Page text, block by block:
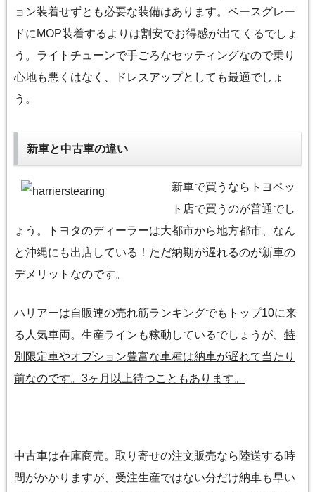
ョン装着せずとも必要な装備はあります。ベースグレー
ドにMOP装着するよりは割安でお得感が出てくるでしょ
う。ライトチューンで手ごろなセッティングなので乗り
心地も悪くはなく、ドレスアップとしても最適でしょ
う。
新車と中古車の違い
新車で買うならトヨペッ
ト店で買うのが普通でし
ょう。トヨタのディーラーは大都市から地方都市、なん
と沖縄にも出店している！ただ納期が遅れるのが新車の
デメリットなのです。
ハリアーは自販連の売れ筋ランキングでもトップ10に来
る人気車両。生産ラインも稼動しているでしょうが、 特
別限定車やオプション豊富な車種は納車が遅れて当たり
前なのです。3ヶ月以上待つこともあります。
中古車は在庫商売。取り寄せの注文販売なら陸送する時
間がかかりますが、受注生産ではない分だけ納車も早い